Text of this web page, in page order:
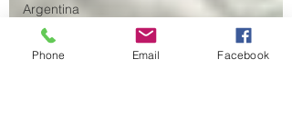
Argentina
Brasile
Intelligenza
Phone Email Facebook